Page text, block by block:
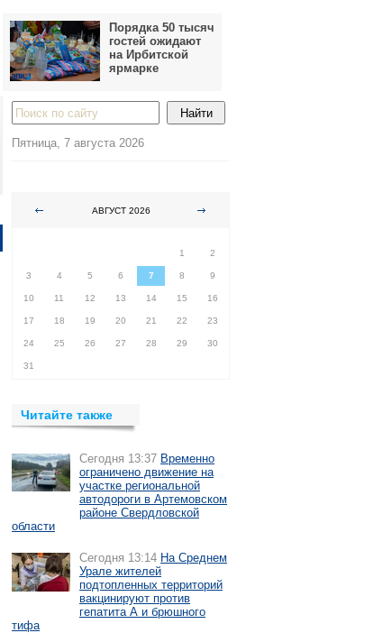
Порядка 50 тысяч
гостей ожидают
на Ирбитской
ярмарке
Пятница, 7 августа 2026
АВГУСТ 2026
1
2
3 4 5 6 7 8 9
10 11 12 13 14 15 16
17 18 19 20 21 22 23
24 25 26 27 28 29 30
31
Читайте также
Сегодня 13:37 Временно
ограничено движение на
участке региональной
автодороги в Артемовском
районе Свердловской
области
Сегодня 13:14 На Среднем
Урале жителей
подтопленных территорий
вакцинируют против
гепатита А и брюшного
тифа